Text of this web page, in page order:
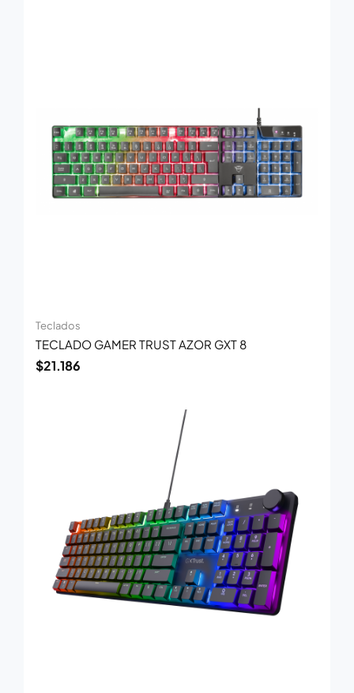
Teclados
TECLADO GAMER TRUST AZOR GXT 8
$21.186